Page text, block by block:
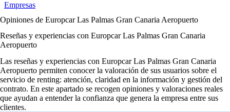
Empresas
Opiniones de Europcar Las Palmas Gran Canaria Aeropuerto
Reseñas y experiencias con Europcar Las Palmas Gran Canaria
Aeropuerto
Las reseñas y experiencias con Europcar Las Palmas Gran Canaria
Aeropuerto permiten conocer la valoración de sus usuarios sobre el
servicio de renting: atención, claridad en la información y gestión del
contrato. En este apartado se recogen opiniones y valoraciones reales
que ayudan a entender la confianza que genera la empresa entre sus
clientes.